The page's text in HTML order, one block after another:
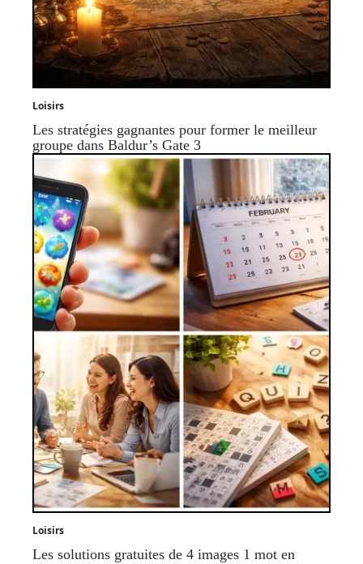
Loisirs
Les stratégies gagnantes pour former le meilleur
groupe dans Baldur’s Gate 3
Loisirs
Les solutions gratuites de 4 images 1 mot en